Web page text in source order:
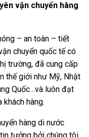
vận chuyển hàng
– an toàn – tiết
chuyển quốc tế có
trường, đã cung cấp
thế giới như Mỹ, Nhật
Quốc…và luôn đạt
hàng.
hàng di nước